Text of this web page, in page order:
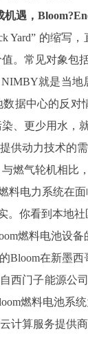
遇，
Yard” 的缩写
。常见对象包
就是当地
据中心的反对
、更少用水，
供动力技术的
燃气轮机相比
料电力系统在
。你看到本地社
燃料电池设
Bloom在新墨
西门子能源公
燃料电池系统
计算服务提供